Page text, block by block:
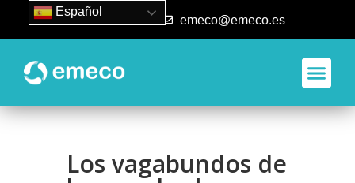
93 840 50 80 emeco@emeco.es
Los vagabundos de
Español